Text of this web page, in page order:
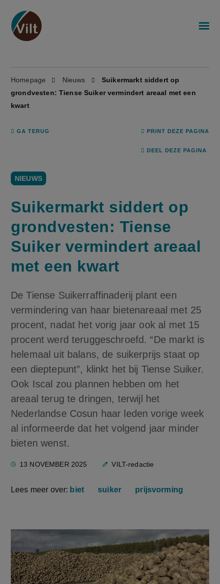
Homepage Nieuws
Suikermarkt siddert op
grondvesten: Tiense Suiker vermindert areaal met een
kwart
GA TERUG PRINT DEZE PAGINA
DEEL DEZE PAGINA
NIEUWS
Suikermarkt siddert op
grondvesten: Tiense
Suiker vermindert areaal
met een kwart
De Tiense Suikerraffinaderij plant een
vermindering van haar bietenareaal met 25
procent, nadat het vorig jaar ook al met 15
procent werd teruggeschroefd. “De markt is
helemaal uit balans, de suikerprijs staat op
een dieptepunt”, klinkt het bij Tiense Suiker.
Ook Iscal zou plannen hebben om het
areaal terug te dringen, terwijl het
Nederlandse Cosun haar leden vorige week
al informeerde dat het volgend jaar minder
bieten wenst.
13 NOVEMBER 2025 VILT-redactie
Lees meer over: biet suiker prijsvorming